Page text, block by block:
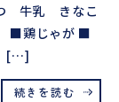
牛乳 きなこ
■鶏じゃが ■
[…]
続きを読む